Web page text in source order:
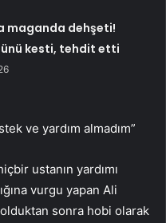
maganda dehşeti!
kesti, tehdit etti
ve yardım almadım”
ustanın yardımı
vurgu yapan Ali
sonra hobi olarak